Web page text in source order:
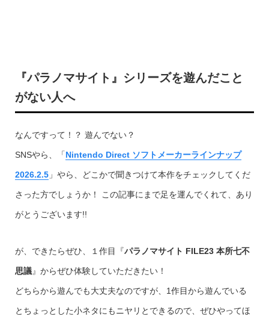
『パラノマサイト』シリーズを遊んだこと
がない人へ
なんですって！？ 遊んでない？
SNSやら、「Nintendo Direct ソフトメーカーラインナップ
2026.2.5」やら、どこかで聞きつけて本作をチェックしてくだ
さった方でしょうか！ この記事にまで足を運んでくれて、あり
がとうございます!!
が、できたらぜひ、１作目『パラノマサイト FILE23 本所七不
思議』からぜひ体験していただきたい！
どちらから遊んでも大丈夫なのですが、1作目から遊んでいる
とちょっとした小ネタにもニヤリとできるので、ぜひやってほ